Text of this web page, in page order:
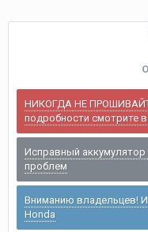
НИКОГДА НЕ
подробности смотрите
Исправный
проблем
Вниманию владельцев!
Honda